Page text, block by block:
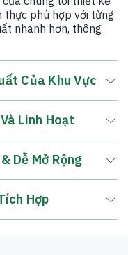
thực phù hợp với từng
nhanh hơn, thông
Của Khu Vực
Linh Hoạt
Dễ Mở Rộng
Hợp